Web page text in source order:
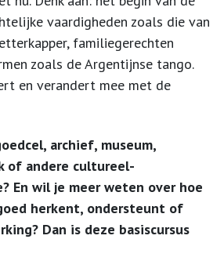
vaardigheden zoals die van
familiegerechten
zoals de Argentijnse tango.
en verandert mee met de
archief, museum,
of andere cultureel-
En wil je meer weten over hoe
herkent, ondersteunt of
Dan is deze basiscursus